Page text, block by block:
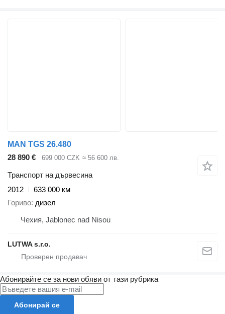
MAN TGS 26.480
28 890 €
699 000 CZK ≈ 56 600 лв.
Транспорт на дървесина
2012
633 000 км
Гориво дизел
Чехия, Jablonec nad Nisou
LUTWA s.r.o.
Абонирайте се за нови обяви от тази рубрика
Абонирай се